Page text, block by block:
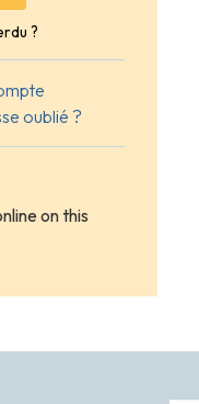
?
oublié ?
on this